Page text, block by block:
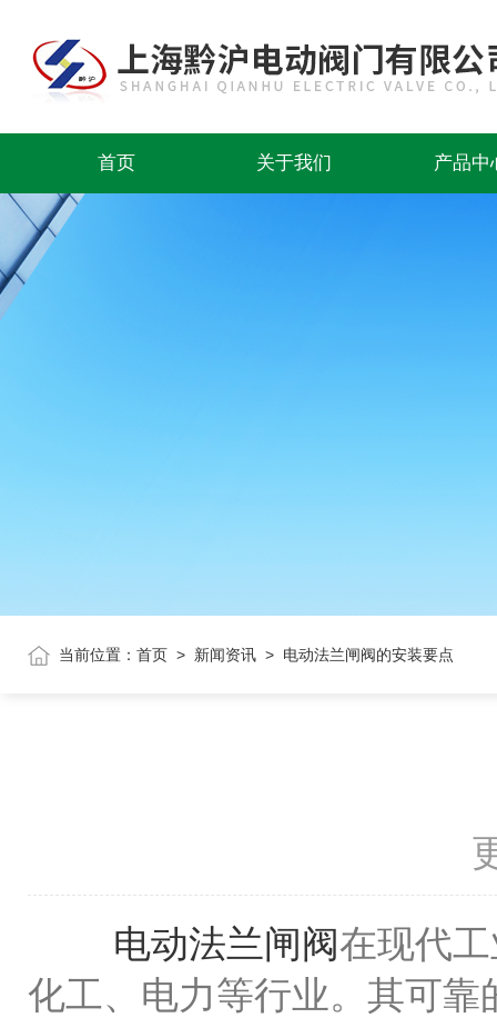
首页 关于我们 产品中
当前位置： 首页 > 新闻资讯 > 电动法兰闸阀的安装要点
电动法兰闸阀在现代
化工、电力等行业。其可